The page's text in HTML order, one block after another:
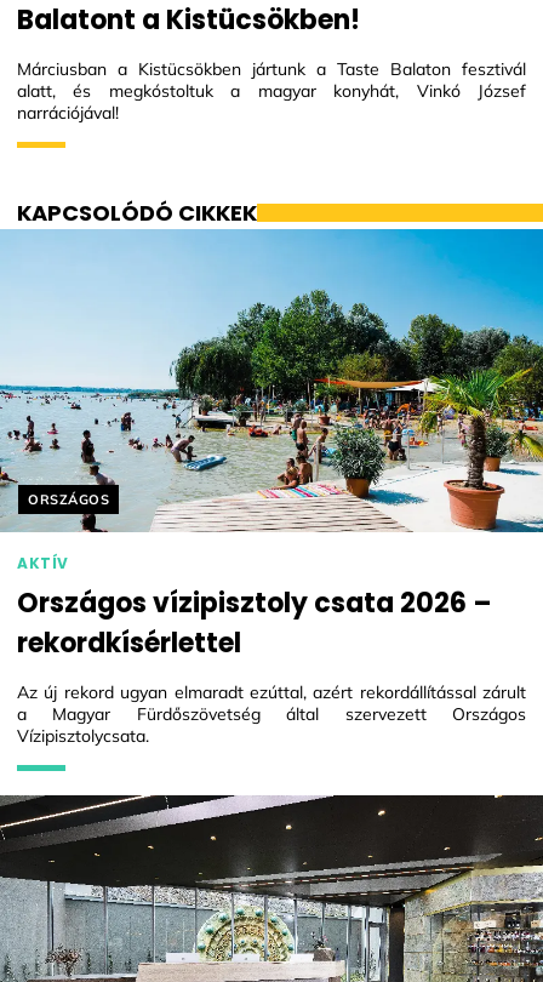
Balatont a Kistücsökben!
Márciusban a Kistücsökben jártunk a Taste Balaton fesztivál
alatt, és megkóstoltuk a magyar konyhát, Vinkó József
narrációjával!
KAPCSOLÓDÓ CIKKEK
Helyszín címkék:
ORSZÁGOS
AKTÍV
Országos vízipisztoly csata 2026 –
rekordkísérlettel
Az új rekord ugyan elmaradt ezúttal, azért rekordállítással zárult
a Magyar Fürdőszövetség által szervezett Országos
Vízipisztolycsata.